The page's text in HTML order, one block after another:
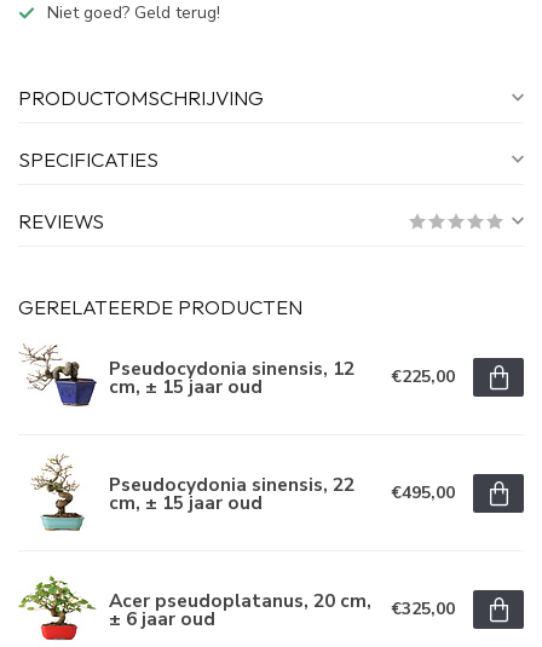
Niet goed? Geld terug!
PRODUCTOMSCHRIJVING
SPECIFICATIES
REVIEWS
GERELATEERDE PRODUCTEN
Pseudocydonia sinensis, 12
cm, ± 15 jaar oud €225,00
Pseudocydonia sinensis, 22
cm, ± 15 jaar oud €495,00
Acer pseudoplatanus, 20 cm,
± 6 jaar oud €325,00